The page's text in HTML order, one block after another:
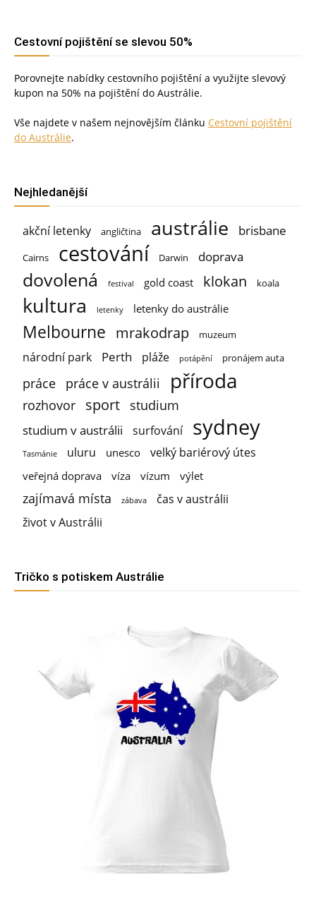
Cestovní pojištění se slevou 50%
Porovnejte nabídky cestovního pojištění a využijte slevový
kupon na 50% na pojištění do Austrálie.
Vše najdete v našem nejnovějším článku Cestovní pojištění
do Austrálie.
Nejhledanější
akční letenky angličtina austrálie brisbane
Cairns cestování Darwin doprava
dovolená festival gold coast klokan koala
kultura letenky letenky do austrálie
Melbourne mrakodrap muzeum
národní park Perth pláže potápění pronájem auta
práce práce v austrálii příroda
rozhovor sport studium
studium v austrálii surfování sydney
Tasmánie uluru unesco velký bariérový útes
veřejná doprava víza vízum výlet
zajímavá místa zábava
čas v austrálii
život v Austrálii
Tričko s potiskem Austrálie